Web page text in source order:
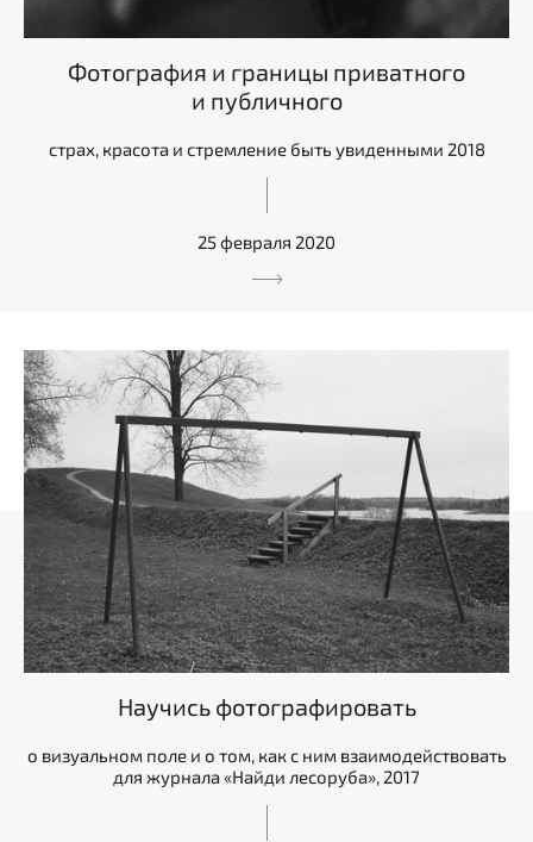
Фотография и границы приватного
и публичного
страх, красота и стремление быть увиденными 2018
25 февраля 2020
Научись фотографировать
о визуальном поле и о том, как с ним взаимодействовать
для журнала «Найди лесоруба», 2017